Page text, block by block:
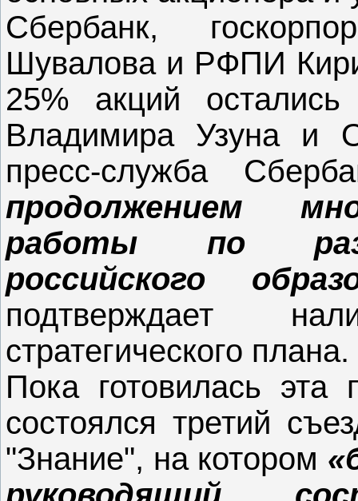
Сбербанк,
Шувалова и РФПИ
25% акций
Владимира Узуна и
пресс-служба
продолжением
работы по
российского
подтверждает
стратегического плана.
Пока готовилась
состоялся третий
"Знание", на котором